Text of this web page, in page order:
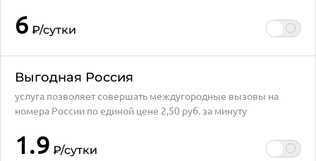
6 ₽/сутки
Выгодная Россия
услуга позволяет совершать междугородные вызовы на
номера России по единой цене 2,50 руб. за минуту
1.9 ₽/сутки